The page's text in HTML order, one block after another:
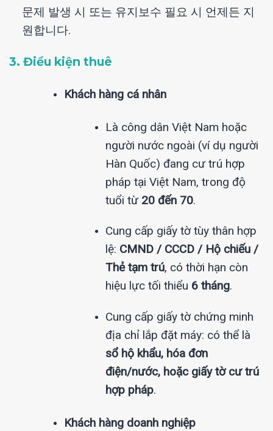
문제 발생 시 또는 유지보수 필요 시 언제든 지
원합니다.
3. Điều kiện thuê
Khách hàng cá nhân
Là công dân Việt Nam hoặc
người nước ngoài (ví dụ người
Hàn Quốc) đang cư trú hợp
pháp tại Việt Nam, trong độ
tuổi từ 20 đến 70.
Cung cấp giấy tờ tùy thân hợp
lệ: CMND / CCCD / Hộ chiếu /
Thẻ tạm trú, có thời hạn còn
hiệu lực tối thiểu 6 tháng.
Cung cấp giấy tờ chứng minh
địa chỉ lắp đặt máy: có thể là
sổ hộ khẩu, hóa đơn
điện/nước, hoặc giấy tờ cư trú
hợp pháp.
Khách hàng doanh nghiệp